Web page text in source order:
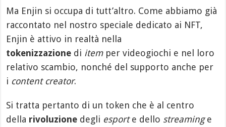
Ma Enjin si occupa di tutt’altro. Come abbiamo già
raccontato nel nostro speciale dedicato ai NFT,
Enjin è attivo in realtà nella
tokenizzazione di itemper videogiochi e nel loro
relativo scambio, nonché del supporto anche per
i content creator.
Si tratta pertanto di un token che è al centro
della rivoluzione degli esporte dello streaminge